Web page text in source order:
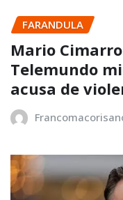
FARANDULA
Mario
Telemundo
acusa de